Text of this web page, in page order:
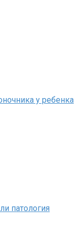
у ребенка
патология